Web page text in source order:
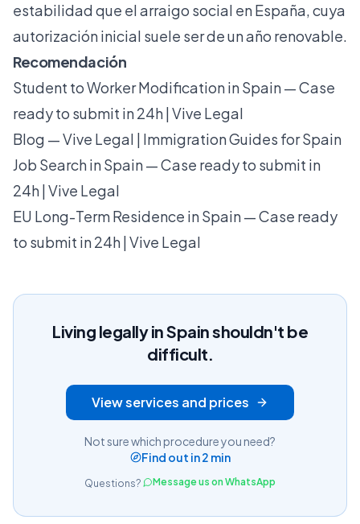
estabilidad que elarraigo social en España, cuya
autorización inicial suele ser de un año renovable.
Recomendación
Student to Worker Modification in Spain — Case
ready to submit in 24h | Vive Legal
Blog — Vive Legal | Immigration Guides for Spain
Job Search in Spain — Case ready to submit in
24h | Vive Legal
EU Long-Term Residence in Spain — Case ready
to submit in 24h | Vive Legal
Living legally in Spain shouldn't be
difficult.
View services and prices
Not sure which procedure you need?
Find out in 2 min
Questions? Message us on WhatsApp